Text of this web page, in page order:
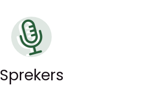
Sprekers